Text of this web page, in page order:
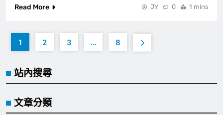
Read More
JY 0 1 mins
1 2 3 ... 8
站內搜尋
文章分類